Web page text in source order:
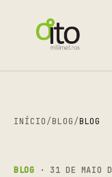
INÍCIO/BLOG/BLOG
BLOG · 31 DE MAIO